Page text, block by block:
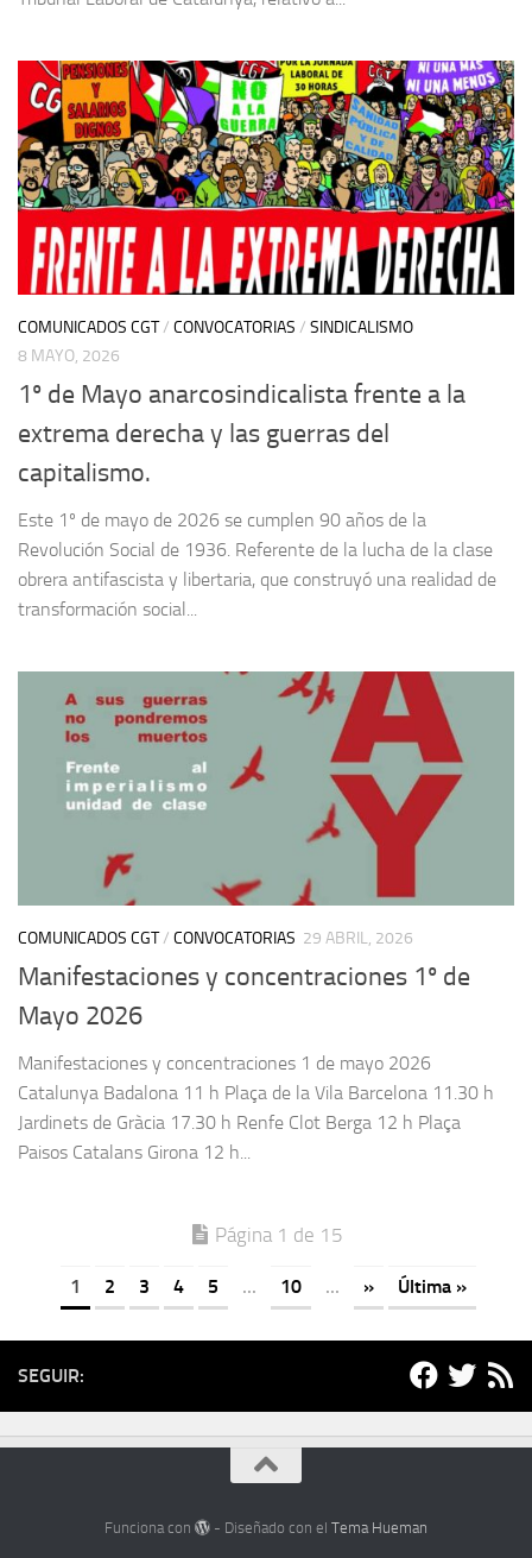
COMUNICADOS CGT/ CONVOCATORIAS / SINDICALISMO
8 MAYO, 2026
1º de Mayo anarcosindicalista frente a la
extrema derecha y las guerras del
capitalismo.
Este 1º de mayo de 2026 se cumplen 90 años de la
Revolución Social de 1936. Referente de la lucha de la clase
obrera antifascista y libertaria, que construyó una realidad de
transformación social...
COMUNICADOS CGT/ CONVOCATORIAS 29 ABRIL, 2026
Manifestaciones y concentraciones 1º de
Mayo 2026
Manifestaciones y concentraciones 1 de mayo 2026
Catalunya Badalona 11 h Plaça de la Vila Barcelona 11.30 h
Jardinets de Gràcia 17.30 h Renfe Clot Berga 12 h Plaça
Paisos Catalans Girona 12 h...
Página 1 de 15
1 2 3 4 5 ... 10 ... » Última »
SEGUIR:
Funciona con - Diseñado con elTema Hueman